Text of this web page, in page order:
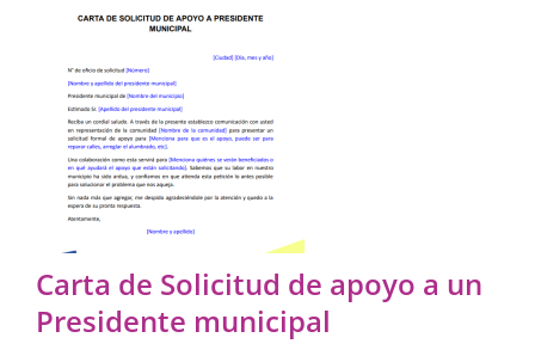
Carta de Solicitud de apoyo a un
Presidente municipal